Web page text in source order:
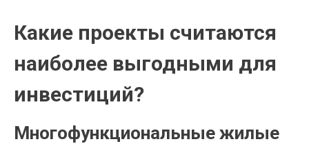
Какие проекты считаются
наиболее выгодными для
инвестиций?
Многофункциональные жилые